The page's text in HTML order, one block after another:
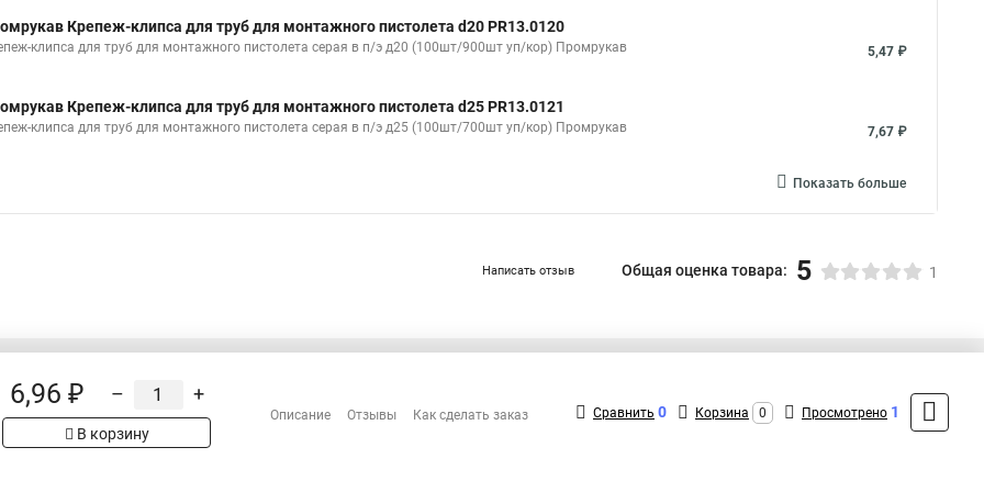
Крепеж-клипса для труб для монтажного пистолета d20 PR13.0120
клипса для труб для монтажного пистолета серая в п/э д20 (100шт/900шт уп/кор) Промрукав 5,47 ₽
Крепеж-клипса для труб для монтажного пистолета d25 PR13.0121
клипса для труб для монтажного пистолета серая в п/э д25 (100шт/700шт уп/кор) Промрукав 7,67 ₽
Показать больше
Написать отзыв Общая оценка товара: 5 1
на сайте имеет
товар
Сотрудничество
+7 (495) 431-16-66
MAX: +7 (916) 031-40-57
6,96 ₽ – +
В корзину
Описание Отзывы Как сделать заказ Сравнить 0 Корзина 0 Просмотрено 1